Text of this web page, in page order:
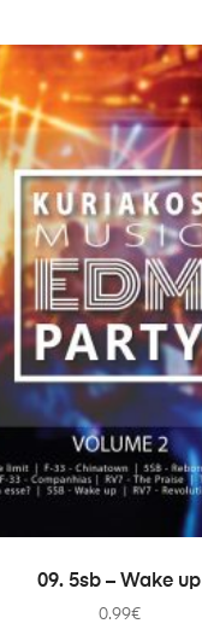
ADICIONAR
09. 5sb – Wake up
0.99€